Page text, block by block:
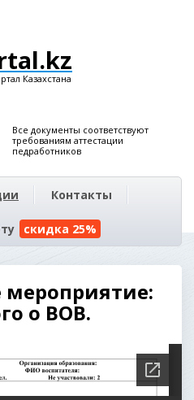
Казахстана
Все документы соответствуют
требованиям аттестации
педработников
Контакты
скидка 25%
мероприятие:
о ВОВ.